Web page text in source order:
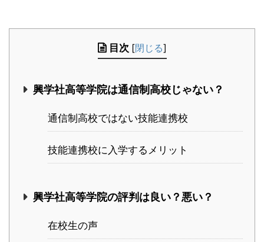
目次 [閉じる]
興学社高等学院は通信制高校じゃない？
通信制高校ではない技能連携校
技能連携校に入学するメリット
興学社高等学院の評判は良い？悪い？
在校生の声